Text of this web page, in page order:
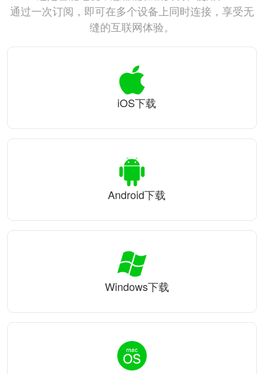
通过一次订阅，即可在多个设备上同时连接，享受无
缝的互联网体验。
iOS下载
Android下载
Windows下载